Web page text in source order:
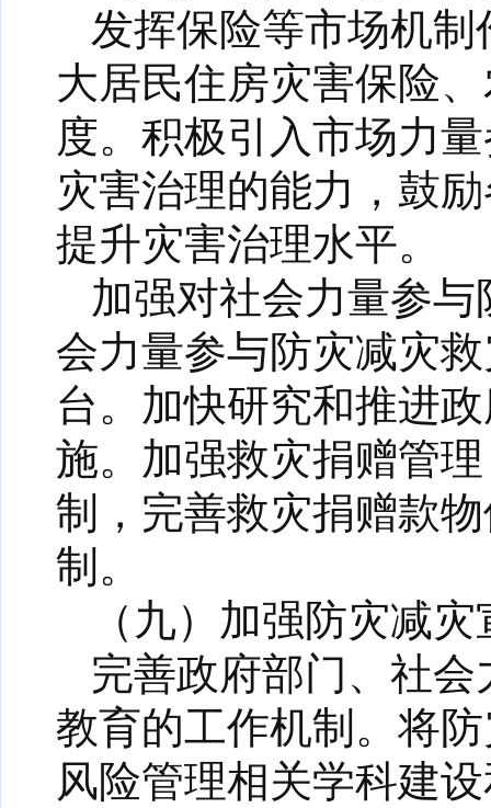
发挥保险等市场机
大居民住房灾害保险
度。积极引入市场力
灾害治理的能力，鼓
提升灾害治理水平。
加强对社会力量参
会力量参与防灾减灾
台。加快研究和推进
施。加强救灾捐赠管
制，完善救灾捐赠款
制。
（九）加强防灾减
完善政府部门、社
教育的工作机制。将
风险管理相关学科建